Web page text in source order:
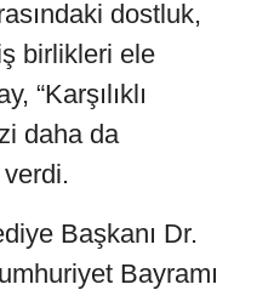
dostluk,
birlikleri ele
“Karşılıklı
daha da
verdi.
Başkanı Dr.
Bayramı